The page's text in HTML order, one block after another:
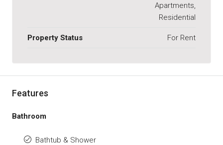
Apartments,
Residential
Property Status For Rent
Features
Bathroom
Bathtub & Shower